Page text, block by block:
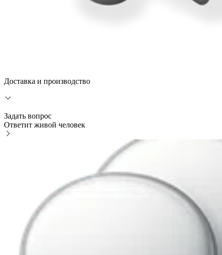
Доставка и производство
Задать вопрос
Ответит живой человек